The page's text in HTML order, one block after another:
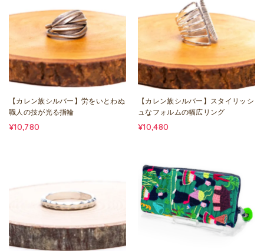
【カレン族シルバー】労をいとわぬ
職人の技が光る指輪
¥10,780
【カレン族シルバー】スタイリッシ
ュなフォルムの幅広リング
¥10,480